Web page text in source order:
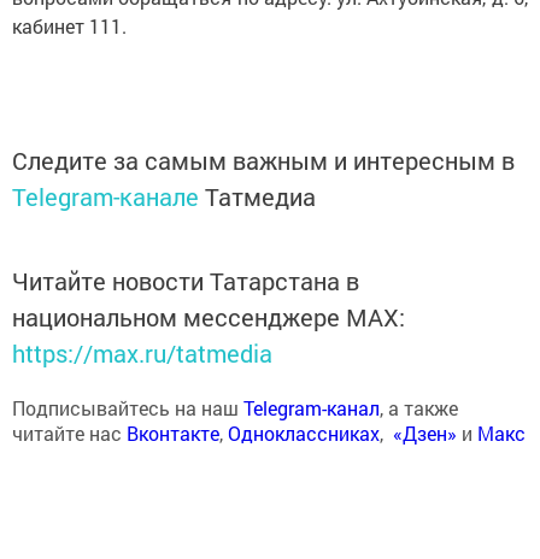
кабинет 111.
Следите за самым важным и интересным в
Telegram-канале Татмедиа
Читайте новости Татарстана в
национальном мессенджере MАХ:
https://max.ru/tatmedia
Подписывайтесь на наш Telegram-канал, а также
читайте нас Вконтакте,Одноклассниках, «Дзен» и Макс